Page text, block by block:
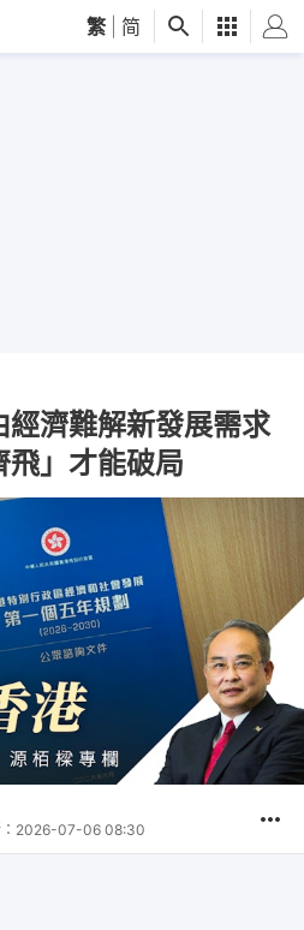
繁 简
濟難解新發展需求
」才能破局
2026-07-06 08:30